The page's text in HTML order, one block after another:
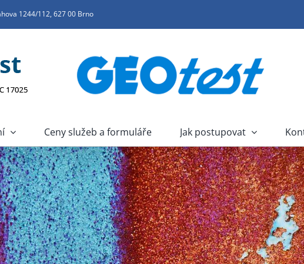
1244/112, 627 00 Brno
Ceny služeb a formuláře Jak postupovat